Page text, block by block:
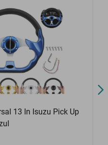
13 In Isuzu Pick Up